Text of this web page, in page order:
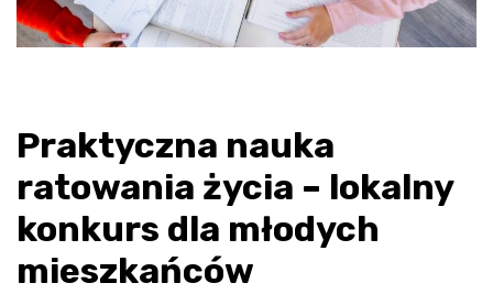
Praktyczna nauka
ratowania życia – lokalny
konkurs dla młodych
mieszkańców